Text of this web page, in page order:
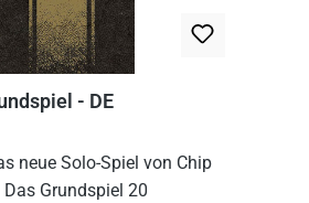
- DE
neue Solo-Spiel von Chip
Grundspiel 20